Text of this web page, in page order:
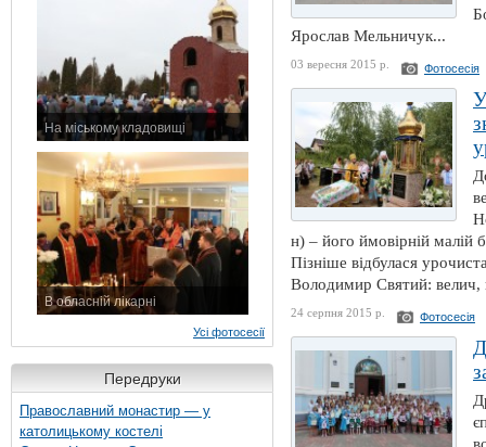
На міському кладовищі
В обласній лікарні
Усі фотосесії
Передруки
Православний монастир — у
католицькому костелі
Ярослав Мельничук...
03 вересня 2015 р. Фотосесія
н) – його ймовірній малій
Пізніше відбулася
Володимир Святий: велич,
24 серпня 2015 р. Фотосесія